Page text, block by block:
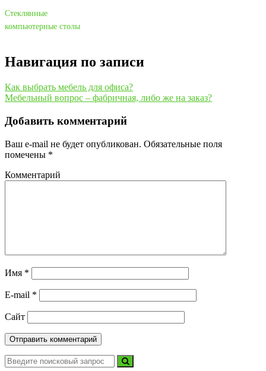
Стеклянные
компьютерные столы
Навигация по записи
Как выбрать мебель для офиса?
Мебельный вопрос – фабричная, либо же на заказ?
Добавить комментарий
Ваш e-mail не будет опубликован. Обязательные поля
помечены *
Комментарий
Имя *
E-mail *
Сайт